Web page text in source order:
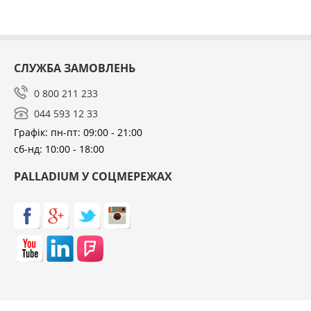
СЛУЖБА ЗАМОВЛЕНЬ
0 800 211 233
044 593 12 33
Графік: пн-пт: 09:00 - 21:00
сб-нд: 10:00 - 18:00
PALLADIUM У СОЦМЕРЕЖАХ